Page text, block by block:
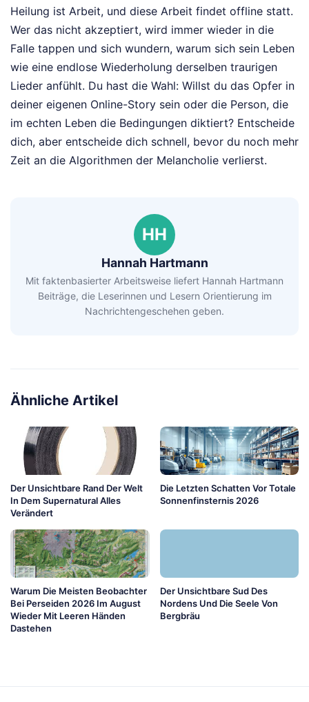
Heilung ist Arbeit, und diese Arbeit findet offline statt.
Wer das nicht akzeptiert, wird immer wieder in die
Falle tappen und sich wundern, warum sich sein Leben
wie eine endlose Wiederholung derselben traurigen
Lieder anfühlt. Du hast die Wahl: Willst du das Opfer in
deiner eigenen Online-Story sein oder die Person, die
im echten Leben die Bedingungen diktiert? Entscheide
dich, aber entscheide dich schnell, bevor du noch mehr
Zeit an die Algorithmen der Melancholie verlierst.
HH
Hannah Hartmann
Mit faktenbasierter Arbeitsweise liefert Hannah Hartmann
Beiträge, die Leserinnen und Lesern Orientierung im
Nachrichtengeschehen geben.
Ähnliche Artikel
Der Unsichtbare Rand Der Welt
In Dem Supernatural Alles
Verändert
Die Letzten Schatten Vor Totale
Sonnenfinsternis 2026
Warum Die Meisten Beobachter
Bei Perseiden 2026 Im August
Wieder Mit Leeren Händen
Dastehen
Der Unsichtbare Sud Des
Nordens Und Die Seele Von
Bergbräu